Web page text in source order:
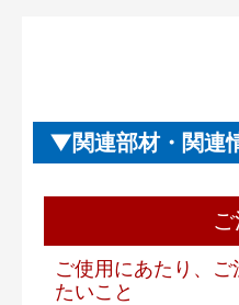
関連部材・関連
ご使用にあたり、
たいこと